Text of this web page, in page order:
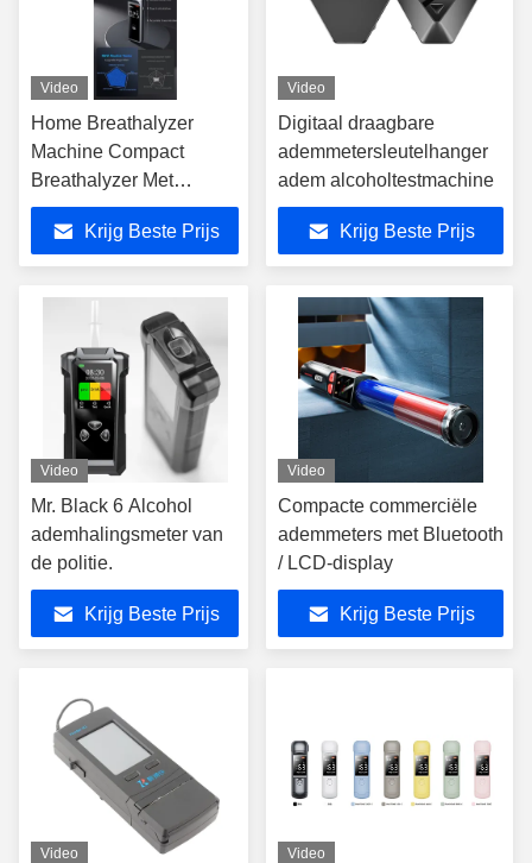
Video
Home Breathalyzer
Machine Compact
Breathalyzer Met
Blowing Sound
ReminderKrijg Beste Prijs
Video
Digitaal draagbare
ademmetersleutelhanger
adem alcoholtestmachine
Krijg Beste Prijs
Video
Mr. Black 6 Alcohol
ademhalingsmeter van
de politie.
Krijg Beste Prijs
Video
Compacte commerciële
ademmeters met Bluetooth
/ LCD-display
Krijg Beste Prijs
Video Video